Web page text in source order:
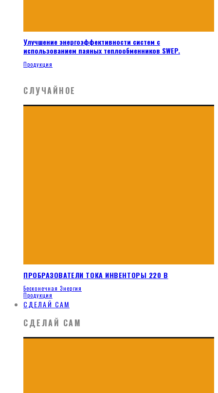
Улучшение энергоэффективности систем с
использованием паяных теплообменников SWEP.
Продукция
СЛУЧАЙНОЕ
ПРОБРАЗОВАТЕЛИ ТОКА ИНВЕНТОРЫ 220 В
Бесконечная Энергия
Продукция
СДЕЛАЙ САМ
СДЕЛАЙ САМ